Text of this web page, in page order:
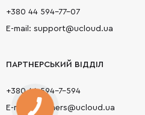
+380 44 594-77-07
E-mail: support@ucloud.ua
ПАРТНЕРСЬКИЙ ВІДДІЛ
+380 44 594-7-594
E-mail: partners@ucloud.ua